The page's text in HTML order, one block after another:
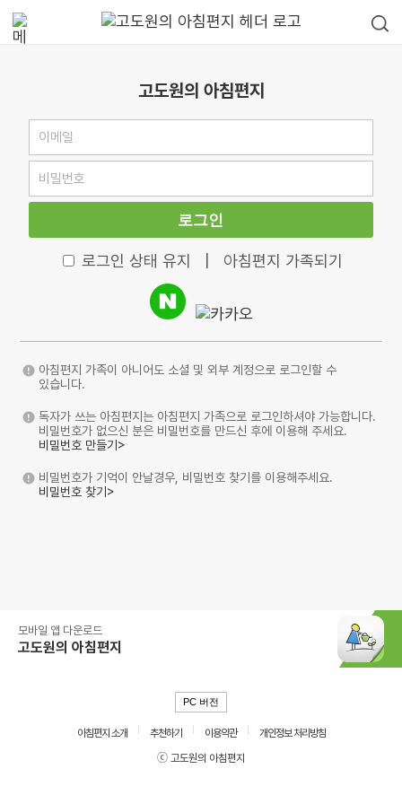
고도원의 아침편지
로그인
로그인 상태 유지 아침편지 가족되기
아침편지 가족이 아니어도 소셜 및 외부 계정으로 로그인할 수
있습니다.
독자가 쓰는 아침편지는 아침편지 가족으로 로그인하셔야 가능합니다.
비밀번호가 없으신 분은 비밀번호를 만드신 후에 이용해 주세요.
비밀번호 만들기>
비밀번호가 기억이 안날경우, 비밀번호 찾기를 이용해주세요.
비밀번호 찾기>
모바일 앱 다운로드
고도원의 아침편지
PC 버전
아침편지 소개 추천하기 이용약관
개인정보 처리방침
ⓒ 고도원의 아침편지